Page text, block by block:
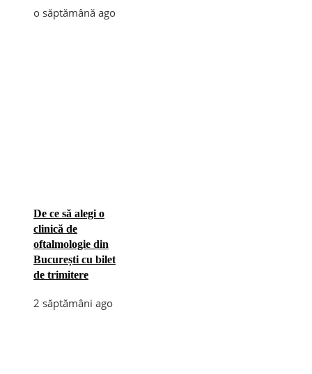
o săptămână ago
De ce să alegi o
clinică de
oftalmologie din
București cu bilet
de trimitere
2 săptămâni ago